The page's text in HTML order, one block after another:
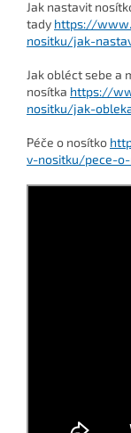
Jak nastavit
tady https://
nositku/jak-
Jak obléct sebe a
nosítka https://
nositku/jak-
Péče o nosítko
v-nositku/pece-